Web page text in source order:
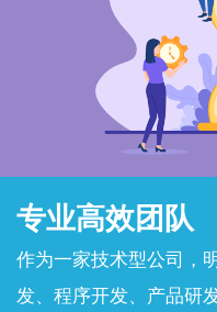
专业高效团队
作为一家技术型公司，
发、程序开发、产品研